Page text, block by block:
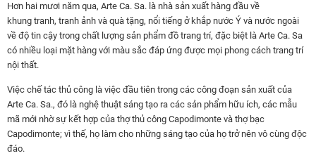
Hơn hai mươi năm qua, Arte Ca. Sa. là nhà sản xuất hàng đầu về
khung tranh, tranh ảnh và quà tặng, nổi tiếng ở khắp nước Ý và nước ngoài
về độ tin cậy trong chất lượng sản phẩm đồ trang trí, đặc biệt là Arte Ca. Sa
có nhiều loại mặt hàng với màu sắc đáp ứng được mọi phong cách trang trí
nội thất.
Việc chế tác thủ công là việc đầu tiên trong các công đoạn sản xuất của
Arte Ca. Sa., đó là nghệ thuật sáng tạo ra các sản phẩm hữu ích, các mẫu
mã mới nhờ sự kết hợp của thợ thủ công Capodimonte và thợ bạc
Capodimonte; vì thế, họ làm cho những sáng tạo của họ trở nên vô cùng độc
đáo.